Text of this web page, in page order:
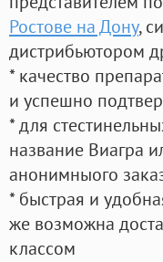
Ростове на Дону,
дистрибьютором
* качество
и успешно
* для
название Виагра
анонимныого
* быстрая и
же возможна
классом